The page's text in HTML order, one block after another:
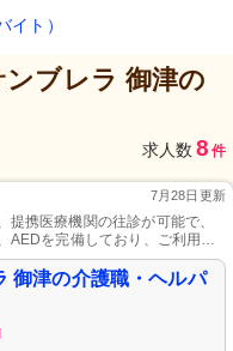
イト）
ンブレラ 御津の
求人数 8 件
7月28日更新
携医療機関の往診が可能で、
AEDを完備しており、ご利用者
力でサポートします。
御津の介護職・ヘルパ